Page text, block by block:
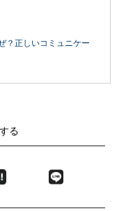
？正しいコミュニケー
る